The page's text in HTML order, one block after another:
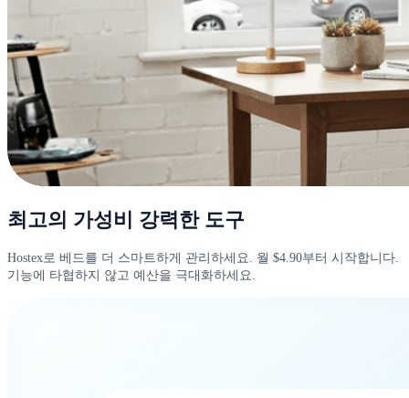
최고의 가성비 강력한 도구
Hostex로 베드를 더 스마트하게 관리하세요. 월 $4.90부터 시작합니다.
기능에 타협하지 않고 예산을 극대화하세요.